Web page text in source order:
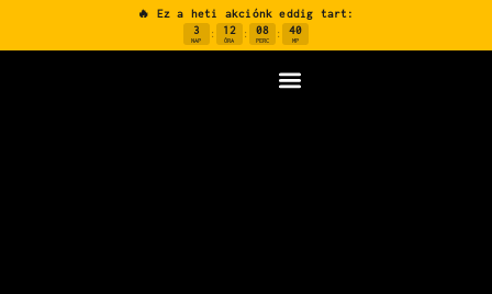
🔥 Ez a heti akciónk eddig tart:
3
NAP
: 12
ÓRA
: 08
PERC
: 39
MP